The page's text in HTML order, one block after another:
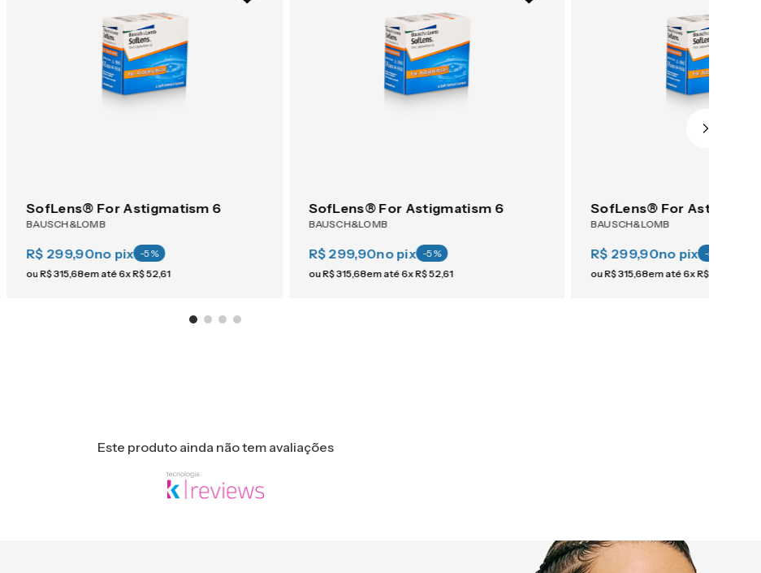
SofLens® For Astigmatism 6
BAUSCH&LOMB
R$ 299,90no pix -5%
ouR$315,68em até6xR$52,61
SofLens® For Astigmatism 6
BAUSCH&LOMB
R$ 299,90no pix -5%
ouR$315,68em até6xR$52,61
SofLens® For
BAUSCH&LOMB
R$ 299,90no pix -5
ouR$315,68em até6xR$
Este produto ainda não tem avaliações